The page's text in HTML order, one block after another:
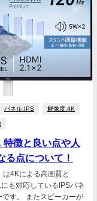
パネル:IPS 解像度:4K
徴と良い点や人
る点について！
4Kによる高画質と
も対応しているIPSパネ
です。 またスピーカーが